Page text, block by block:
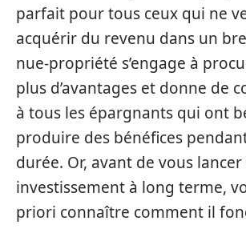
parfait pour tous ceux qui ne
acquérir du revenu dans un
nue-propriété s’engage à
plus d’avantages et donne de
à tous les épargnants qui ont
produire des bénéfices
durée. Or, avant de vous
investissement à long terme,
priori connaître comment il